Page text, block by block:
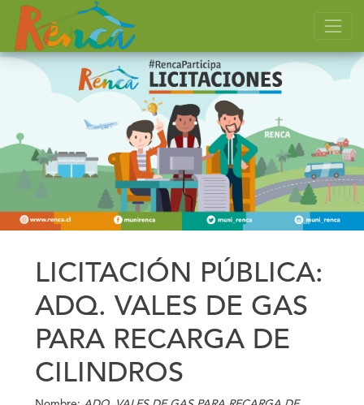
LICITACIÓN PÚBLICA:
ADQ. VALES DE GAS
PARA RECARGA DE
CILINDROS